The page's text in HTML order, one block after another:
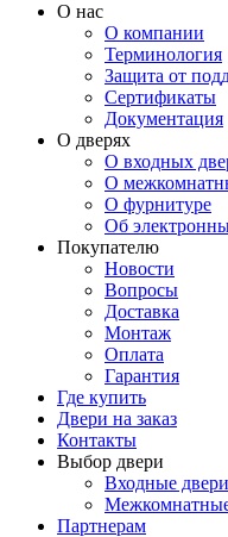
О нас
О компании
Терминология
Защита от
Сертификаты
Документация
О дверях
О входных
О
О фурнитуре
Об
Покупателю
Новости
Вопросы
Доставка
Монтаж
Оплата
Гарантия
Где купить
Двери на заказ
Контакты
Выбор двери
Входные двери
Партнерам